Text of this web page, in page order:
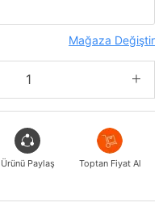
Mağaza Değiştir
Ürünü Paylaş Toptan Fiyat Al